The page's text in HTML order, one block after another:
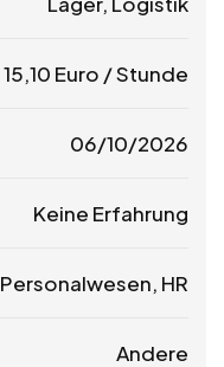
15,10 Euro / Stunde
06/10/2026
Keine Erfahrung
Personalwesen, HR
Andere